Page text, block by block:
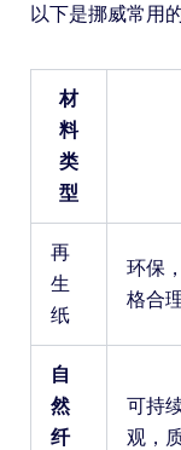
以下是挪威常用
材
料
类
型
再
生
纸
环保
格合
自
然
纤
可持
观，